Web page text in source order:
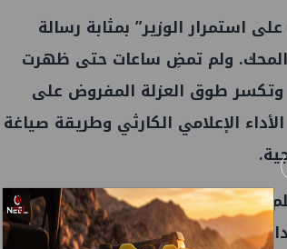
استمرار الوزير” بمثابة رسالة
المحك. ولم تمضِ ساعات حتى ظهرت
وتكسر طوق العزلة المفروض على
الإعلامي الكارثي وطريقة صياغة
الإعلامي، لأنه يبذل قصارى جهده
لا همّ لها سوى مصالحها